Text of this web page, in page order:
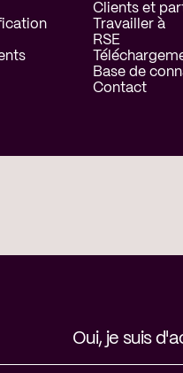
Oui, je suis
Clients et
Travailler à
RSE
Base de
Contact